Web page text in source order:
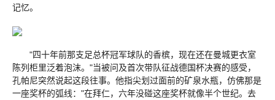
记忆。
"四十年前那支足总杯冠军球队的香槟，现在还在曼城更衣室
陈列柜里泛着泡沫。"当被问及首次带队征战德国杯决赛的感受，
孔帕尼突然说起这段往事。他指尖划过面前的矿泉水瓶，仿佛那是
一座奖杯的弧线："在拜仁，六年没碰这座奖杯就像半个世纪。去